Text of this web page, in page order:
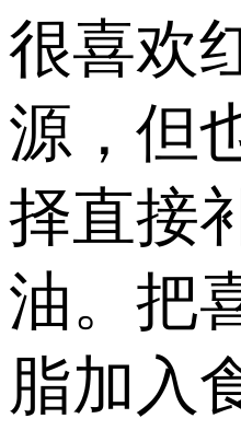
很喜欢
源，但
择直接
油。把
脂加入